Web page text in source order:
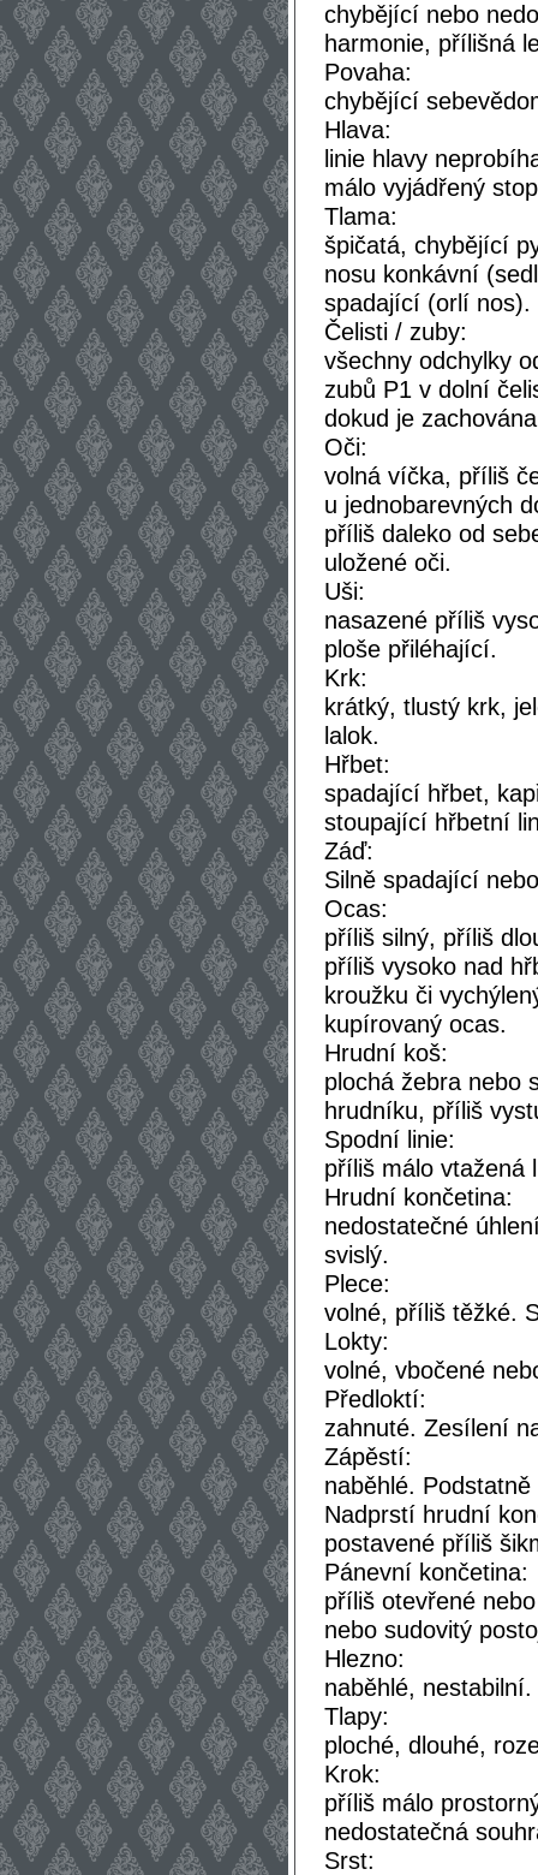
chybějící nebo
harmonie, přílišná
Povaha:
chybějící
Hlava:
linie hlavy
málo vyjádřený
Tlama:
špičatá, chybějící
nosu konkávní
spadající (orlí nos).
Čelisti / zuby:
všechny odchylky
zubů P1 v dolní
dokud je
Oči:
volná víčka, příliš
u jednobarevných
příliš daleko od
uložené oči.
Uši:
nasazené příliš
ploše přiléhající.
Krk:
krátký, tlustý krk,
lalok.
Hřbet:
spadající hřbet,
stoupající hřbetní
Záď:
Silně spadající
Ocas:
příliš silný, příliš
příliš vysoko nad
kroužku či
kupírovaný ocas.
Hrudní koš:
plochá žebra nebo
hrudníku, příliš
Spodní linie:
příliš málo vtažená
Hrudní končetina:
nedostatečné
svislý.
Plece:
volné, příliš těžké.
Lokty:
volné, vbočené
Předloktí:
zahnuté. Zesílení
Zápěstí:
naběhlé.
Nadprstí hrudní
postavené příliš
Pánevní končetina:
příliš otevřené
nebo sudovitý
Hlezno:
naběhlé, nestabilní.
Tlapy:
ploché, dlouhé,
Krok:
příliš málo
nedostatečná
Srst: